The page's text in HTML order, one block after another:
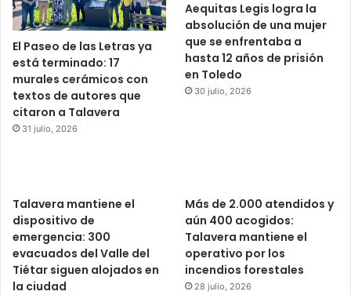
El Paseo de las Letras ya
está terminado: 17
murales cerámicos con
textos de autores que
citaron a Talavera
31 julio, 2026
Aequitas Legis logra la
absolución de una mujer
que se enfrentaba a
hasta 12 años de prisión
en Toledo
30 julio, 2026
Talavera mantiene el
dispositivo de
emergencia: 300
evacuados del Valle del
Tiétar siguen alojados en
la ciudad
Más de 2.000 atendidos y
aún 400 acogidos:
Talavera mantiene el
operativo por los
incendios forestales
28 julio, 2026